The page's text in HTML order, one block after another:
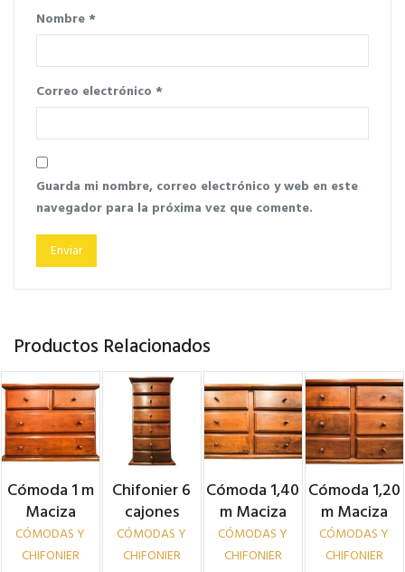
Nombre*
Correo electrónico *
Guarda mi nombre, correo electrónico y web en este
navegador para la próxima vez que comente.
Productos Relacionados
Cómoda 1 m
Maciza
CÓMODAS Y
CHIFONIER
Chifonier 6
cajones
CÓMODAS Y
CHIFONIER
Cómoda 1,40
m Maciza
CÓMODAS Y
CHIFONIER
Cómoda 1,20
m Maciza
CÓMODAS Y
CHIFONIER